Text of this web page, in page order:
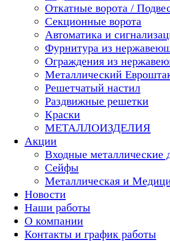
Откатные ворота /
Секционные ворота
Автоматика и
Фурнитура из
Ограждения из
Металлический
Решетчатый настил
Раздвижные решетки
Краски
МЕТАЛЛОИЗДЕЛИЯ
Акции
Входные металлические
Сейфы
Металлическая и
Новости
Наши работы
О компании
Контакты и график работы